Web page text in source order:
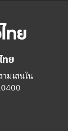
ทย
มเสนใน